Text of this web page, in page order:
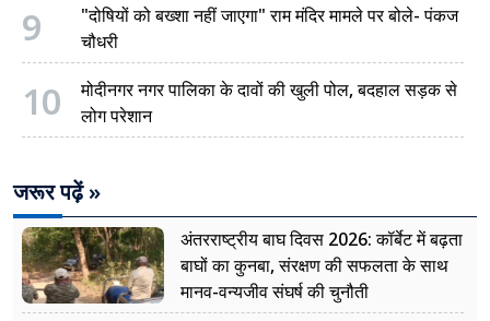
9
"दोषियों को बख्शा नहीं जाएगा" राम मंदिर मामले पर बोले- पंकज
चौधरी
10
मोदीनगर नगर पालिका के दावों की खुली पोल, बदहाल सड़क से
लोग परेशान
जरूर पढ़ें »
अंतरराष्ट्रीय बाघ दिवस 2026: कॉर्बेट में बढ़ता
बाघों का कुनबा, संरक्षण की सफलता के साथ
मानव-वन्यजीव संघर्ष की चुनौती